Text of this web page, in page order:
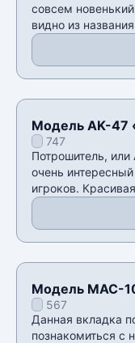
совсем
видно из
Модель AK-47
747
Потрошитель, или
очень
игроков.
Модель MAC-
567
Данная вкладка
познакомиться с